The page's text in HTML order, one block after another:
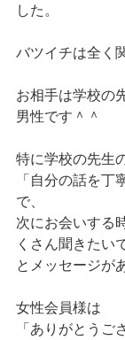
した。
バツイチは全く
お相手は学校の
男性です＾＾
特に学校の先生
「自分の話を
で、
次にお会いする
くさん聞きたい
とメッセージが
女性会員様は
「ありがとうご